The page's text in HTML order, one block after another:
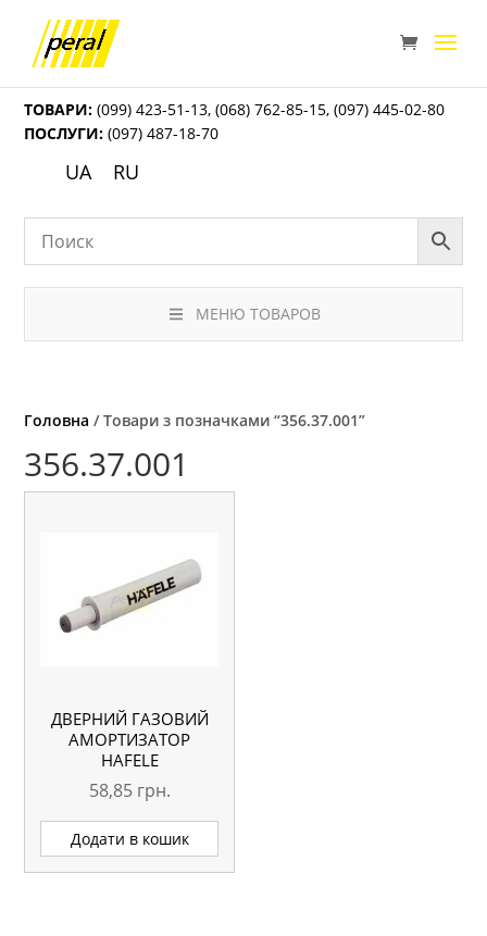
ТОВАРИ: (099) 423-51-13,(068) 762-85-15,(097) 445-02-80
ПОСЛУГИ: (097) 487-18-70
UA RU
МЕНЮ ТОВАРОВ
Головна / Товари з позначками “356.37.001”
356.37.001
ДВЕРНИЙ ГАЗОВИЙ
АМОРТИЗАТОР
HAFELE
58,85 грн.
Додати в кошик